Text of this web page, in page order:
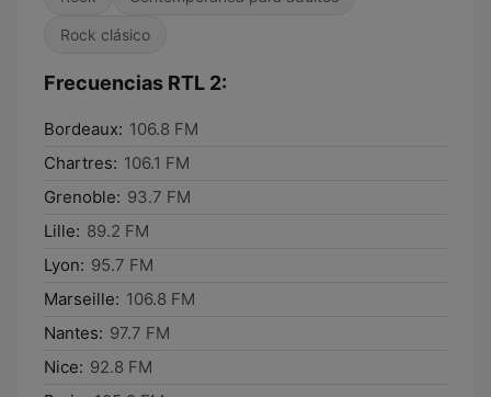
Rock clásico
Frecuencias RTL 2:
Bordeaux: 106.8 FM
Chartres: 106.1 FM
Grenoble: 93.7 FM
Lille: 89.2 FM
Lyon: 95.7 FM
Marseille: 106.8 FM
Nantes: 97.7 FM
Nice: 92.8 FM